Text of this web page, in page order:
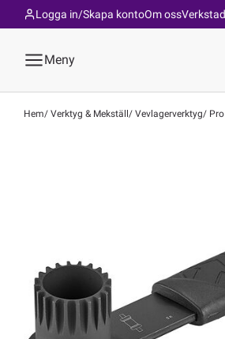
Om oss
Logga in/Skapa konto
Meny
Hem Verktyg & Mekställ Vevlagerverktyg